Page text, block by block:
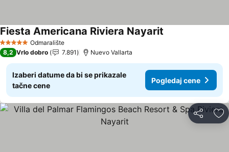
5 ZvezdiceOdmaralište
Fiesta Americana Riviera Nayarit
8,2 Vrlo dobro 7.891 Nuevo Vallarta
Izaberi datume da bi se prikazale
tačne cene
Pogledaj cene
Deli